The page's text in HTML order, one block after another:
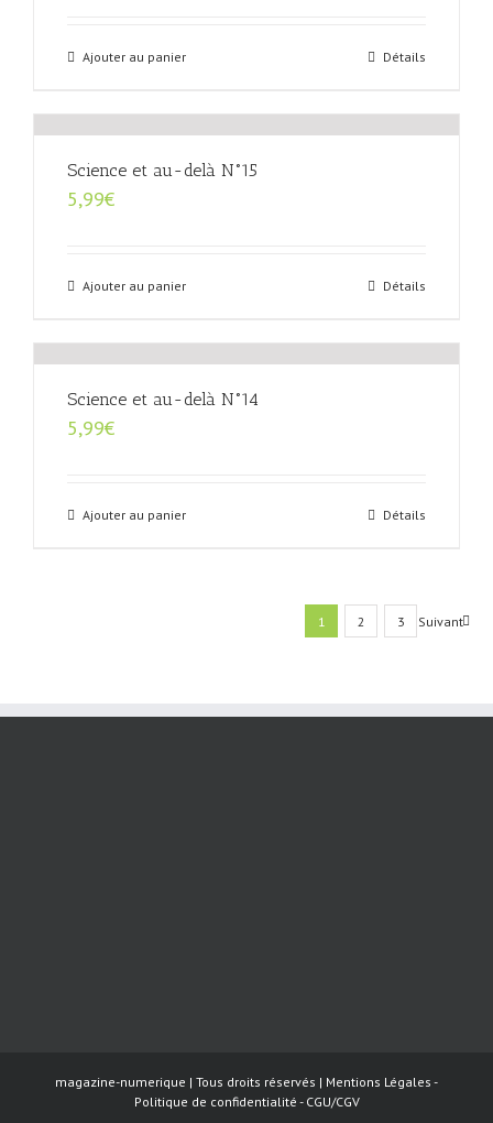
Ajouter au panier Détails
Science et au-delà N°15
5,99€
Ajouter au panier Détails
Science et au-delà N°14
5,99€
Ajouter au panier Détails
1 2 3 Suivant
magazine-numerique | Tous droits réservés | Mentions Légales -
Politique de confidentialité - CGU/CGV